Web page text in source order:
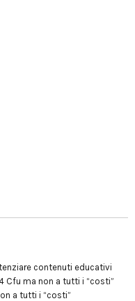
contenuti educativi
Cfu ma non a tutti i “costi”
a tutti i “costi”